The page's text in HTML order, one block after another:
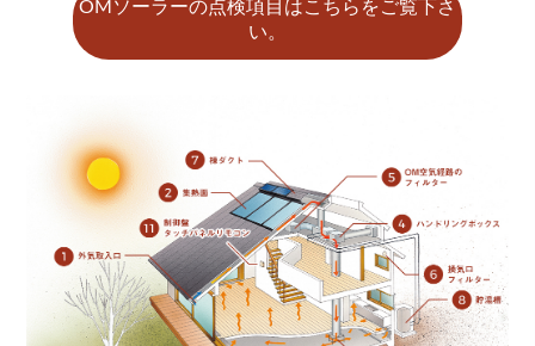
OMソーラーの点検項目はこちらをご覧下さ
い。